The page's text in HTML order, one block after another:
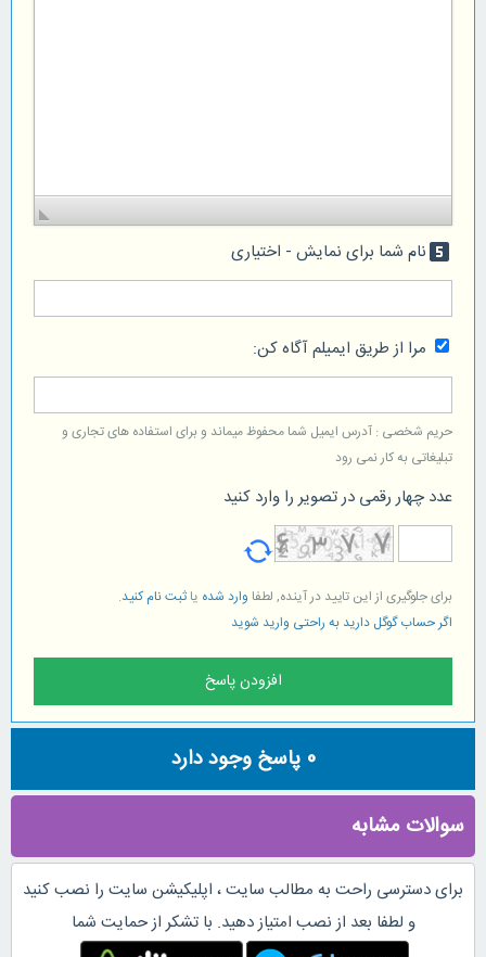
looks_5نام شما برای نمایش - اختیاری
مرا از طریق ایمیلم آگاه کن:
حریم شخصی : آدرس ایمیل شما محفوظ میماند و برای استفاده های تجاری و
تبلیغاتی به کار نمی رود
عدد چهار رقمی در تصویر را وارد کنید
برای جلوگیری از این تایید در آینده, لطفا وارد شده یاثبت نام کنید.
اگر حساب گوگل دارید به راحتی وارید شوید
0 پاسخ وجود دارد
سوالات مشابه
برای دسترسی راحت به مطالب سایت ، اپلیکیشن سایت را نصب کنید
و لطفا بعد از نصب امتیاز دهید. با تشکر از حمایت شما